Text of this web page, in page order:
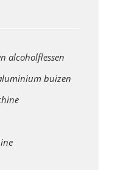
alcoholflessen
buizen